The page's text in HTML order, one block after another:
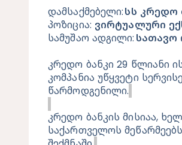
დამსაქმებელი: სს კრედო
პოზიცია: ვირტუალური
სამუშაო ადგილი: სათავო
კრედო ბანკი 29 წლიანი
კომპანია უწყვეტი
წარმოდგენილი.
კრედო ბანკის მისიაა,
საქართველოს